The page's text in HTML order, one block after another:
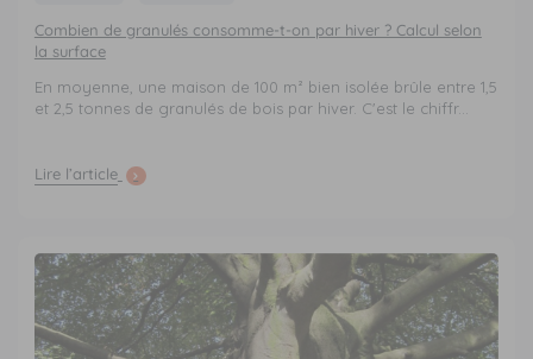
Combien de granulés consomme-t-on par hiver ? Calcul selon
la surface
En moyenne, une maison de 100 m² bien isolée brûle entre 1,5
et 2,5 tonnes de granulés de bois par hiver. C'est le chiffr...
Lire l’article